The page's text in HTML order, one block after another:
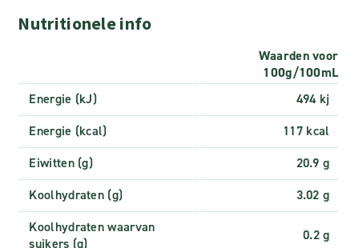
Nutritionele info
Waarden voor
100g/100mL
Energie (kJ)
494 kj
Energie (kcal)
117 kcal
Eiwitten (g)
20.9 g
Koolhydraten (g)
3.02 g
Koolhydraten waarvan
suikers (g)
0.2 g